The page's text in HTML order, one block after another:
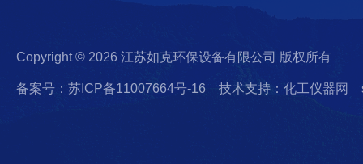
Copyright © 2026 江苏如克环保设备有限公司 版权所有
备案号：苏ICP备11007664号-16 技术支持：化工仪器网